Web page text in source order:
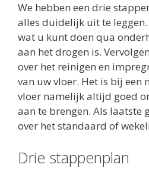
We hebben een drie
alles duidelijk uit te
wat u kunt doen qua
aan het drogen is.
over het reinigen en
van uw vloer. Het is bij een
vloer namelijk altijd goed
aan te brengen. Als laatste
over het standaard of
Drie stappenplan